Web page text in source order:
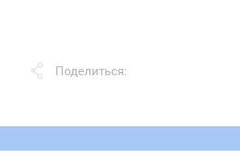
Поделиться: